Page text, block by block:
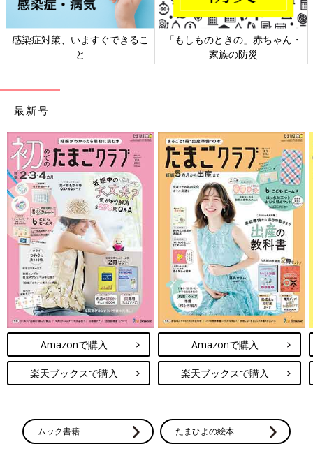
感染症対策、いますぐできるこ
と
「もしものときの」赤ちゃん・
家族の防災
最新号
Amazonで購入
楽天ブックスで購入
Amazonで購入
楽天ブックスで購入
ムック書籍 たまひよの絵本